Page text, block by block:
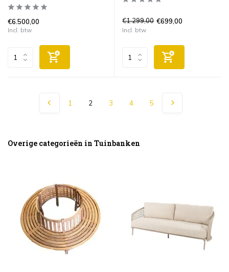
€6.500,00
Incl. btw
€1.299,00 €699,00
Incl. btw
1 2 3 4 5
Overige categorieën in Tuinbanken